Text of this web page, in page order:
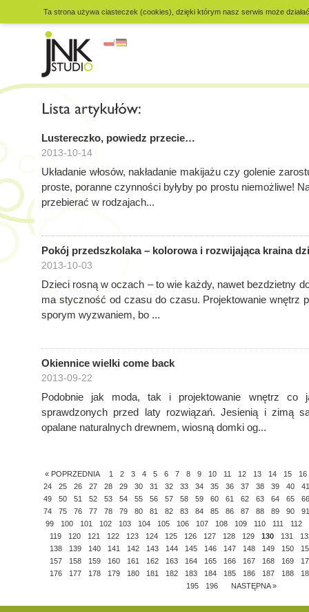
Ta strona używa ciasteczek (cookies), dzięki którym nasz serwis może
Lustereczko, powiedz przecie…
2013-10-14
Układanie włosów, nakładanie makijażu czy golenie
proste, poranne czynności byłyby po prostu niemożliwe!
przebierać w rodzajach...
Pokój przedszkolaka – kolorowa i rozwijająca kraina
2013-10-03
Dzieci rosną w oczach – to wie każdy, nawet bezdzietny
ma styczność od czasu do czasu. Projektowanie wnętrz
sporym wyzwaniem, bo ...
Okiennice wielki come back
2013-09-22
Podobnie jak moda, tak i projektowanie wnętrz co
sprawdzonych przed laty rozwiązań. Jesienią i zimą
opalane naturalnych drewnem, wiosną domki og...
« POPRZEDNIA 1 2 3 4 5 6 7 8 9 10 11 12 13 14 15
16
24
25 26 27 28 29 30 31 32 33 34 35 36 37 38 39 40
41
49
50 51 52 53 54 55 56 57 58 59 60 61 62 63 64 65
66
74
75 76 77 78 79 80 81 82 83 84 85 86 87 88 89 90
91
99
100 101 102 103 104 105 106 107 108 109 110 111 112
119
120 121 122 123 124 125 126 127 128 129 130 131
138
139 140 141 142 143 144 145 146 147 148 149 150
157
158 159 160 161 162 163 164 165 166 167 168 169
176
177 178 179 180 181 182 183 184 185 186 187 188
195
196 NASTĘPNA »